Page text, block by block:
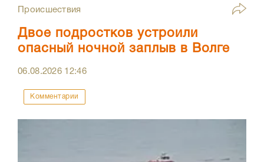
Происшествия
Двое подростков устроили
опасный ночной заплыв в Волге
06.08.2026 12:46
Комментарии